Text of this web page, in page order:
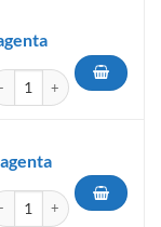
de Toner Brother
de Toner Brother